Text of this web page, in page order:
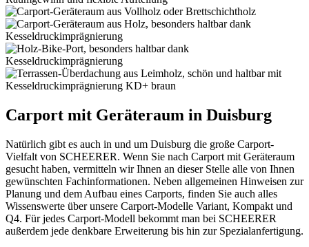
Carport mit Geräteraum in Duisburg
Natürlich gibt es auch in und um Duisburg die große Carport-
Vielfalt von SCHEERER. Wenn Sie nach Carport mit Geräteraum
gesucht haben, vermitteln wir Ihnen an dieser Stelle alle von Ihnen
gewünschten Fachinformationen. Neben allgemeinen Hinweisen zur
Planung und dem Aufbau eines Carports, finden Sie auch alles
Wissenswerte über unsere Carport-Modelle Variant, Kompakt und
Q4. Für jedes Carport-Modell bekommt man bei SCHEERER
außerdem jede denkbare Erweiterung bis hin zur Spezialanfertigung.